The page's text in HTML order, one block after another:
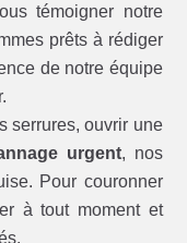
témoigner notre
prêts à rédiger
de notre équipe
serrures, ouvrir une
urgent, nos
Pour couronner
à tout moment et